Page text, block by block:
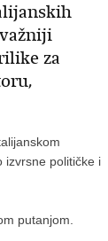
za
izvrsne političke i
putanjom.